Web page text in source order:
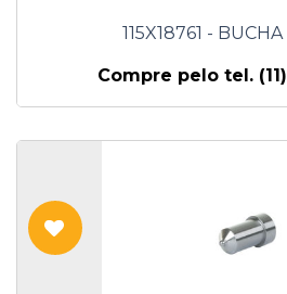
115X18761 -
Compre pelo tel.